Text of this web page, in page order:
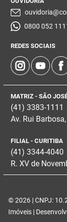
0800 052
REDES SOCIAIS
MATRIZ - SÃO
(41) 3383-1111
Av. Rui
FILIAL - CURITIBA
(41) 3344-4040
R. XV de
© 2026 | CNPJ:
Imóveis |